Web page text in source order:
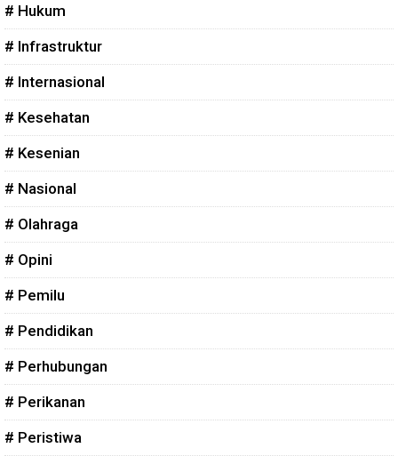
# Hukum
# Infrastruktur
# Internasional
# Kesehatan
# Kesenian
# Nasional
# Olahraga
# Opini
# Pemilu
# Pendidikan
# Perhubungan
# Perikanan
# Peristiwa